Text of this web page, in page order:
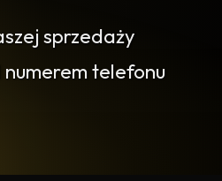
sprzedaży
telefonu